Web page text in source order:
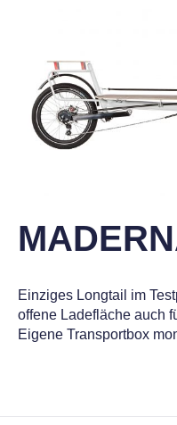
Einziges Longtail im
offene Ladefläche auch
Eigene Transportbox